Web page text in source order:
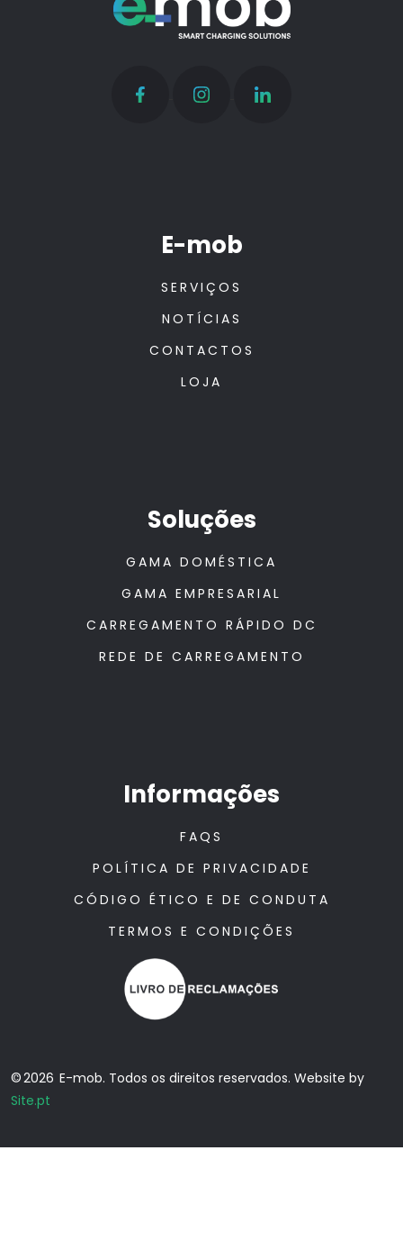
E-mob
SERVIÇOS
NOTÍCIAS
CONTACTOS
LOJA
Soluções
GAMA DOMÉSTICA
GAMA EMPRESARIAL
CARREGAMENTO RÁPIDO DC
REDE DE CARREGAMENTO
Informações
FAQS
POLÍTICA DE PRIVACIDADE
CÓDIGO ÉTICO E DE CONDUTA
TERMOS E CONDIÇÕES
© 2026 E-mob. Todos os direitos reservados. Website by
Site.pt